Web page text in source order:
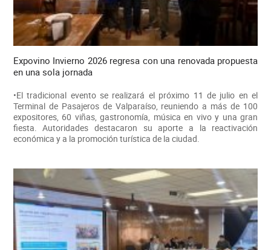
Expovino Invierno 2026 regresa con una renovada propuesta
en una sola jornada
•El tradicional evento se realizará el próximo 11 de julio en el
Terminal de Pasajeros de Valparaíso, reuniendo a más de 100
expositores, 60 viñas, gastronomía, música en vivo y una gran
fiesta. Autoridades destacaron su aporte a la reactivación
económica y a la promoción turística de la ciudad.